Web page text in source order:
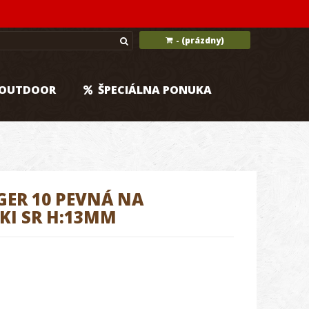
- (prázdny)
ŠPECIÁLNA PONUKA
10 PEVNÁ NA
SR H:13MM